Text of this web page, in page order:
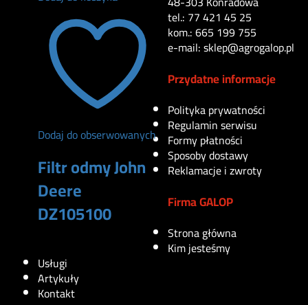
Dodaj do obserwowanych
Filtr odmy John
Deere
DZ105100
tel.: 77 421 45 25
kom.: 665 199 755
e-mail: sklep@agrogalop.pl
Przydatne informacje
Polityka prywatności
Regulamin serwisu
Formy płatności
Sposoby dostawy
Reklamacje i zwroty
Firma GALOP
Strona główna
Kim jesteśmy
Usługi
Artykuły
Kontakt